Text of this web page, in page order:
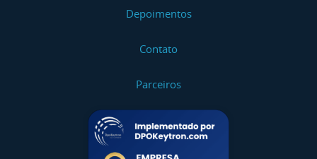
Depoimentos
Contato
Parceiros